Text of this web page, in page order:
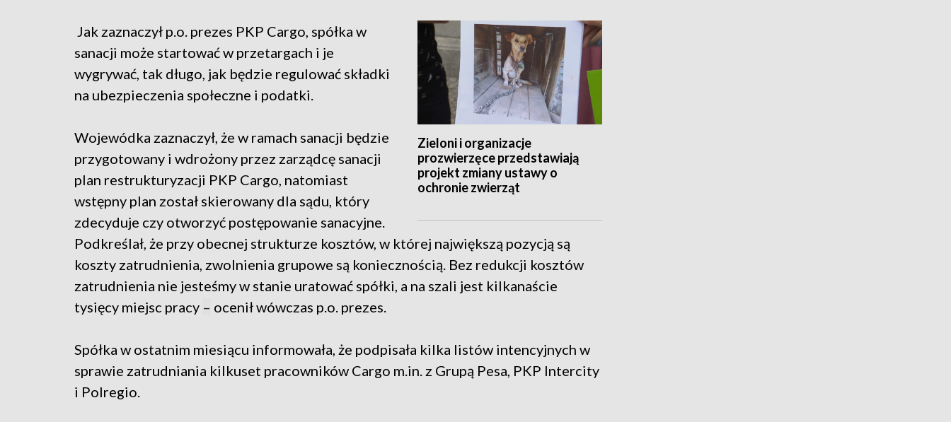
Zieloni i organizacje
prozwierzęce przedstawiają
projekt zmiany ustawy o
ochronie zwierząt
Jak zaznaczył p.o. prezes PKP Cargo, spółka w
sanacji może startować w przetargach i je
wygrywać, tak długo, jak będzie regulować składki
na ubezpieczenia społeczne i podatki.
Wojewódka zaznaczył, że w ramach sanacji będzie
przygotowany i wdrożony przez zarządcę sanacji
plan restrukturyzacji PKP Cargo, natomiast
wstępny plan został skierowany dla sądu, który
zdecyduje czy otworzyć postępowanie sanacyjne.
Podkreślał, że przy obecnej strukturze kosztów, w której największą pozycją są
koszty zatrudnienia, zwolnienia grupowe są koniecznością. Bez redukcji kosztów
zatrudnienia nie jesteśmy w stanie uratować spółki, a na szali jest kilkanaście
tysięcy miejsc pracy – ocenił wówczas p.o. prezes.
Spółka w ostatnim miesiącu informowała, że podpisała kilka listów intencyjnych w
sprawie zatrudniania kilkuset pracowników Cargo m.in. z Grupą Pesa, PKP Intercity
i Polregio.